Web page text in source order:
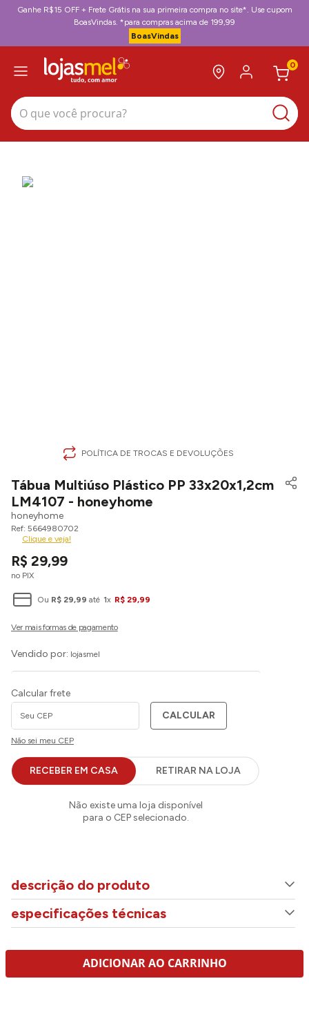
Ganhe R$15 OFF + Frete Grátis na sua primeira compra no site*. Use cupom
BoasVindas. *para compras acima de 199,99
BoasVindas
0
O que você procura?
POLÍTICA DE TROCAS E DEVOLUÇÕES
Tábua Multiúso Plástico PP 33x20x1,2cm
LM4107 - honeyhome
honeyhome
5664980702
Clique e veja!
R$ 29,99
no PIX
Ou R$ 29,99 até 1x R$ 29,99
Vendido por: lojasmel
Calcular frete
CALCULAR
Não sei meu CEP
descrição do produto
ADICIONAR AO CARRINHO